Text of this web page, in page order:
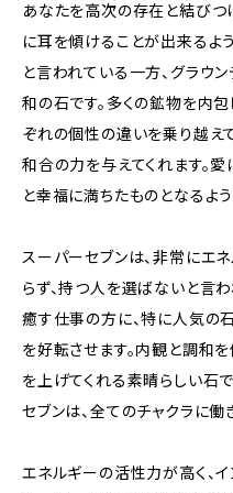
あなたを高次の存在と結びつ
に耳を傾けることが出来るよ
と言われている一方、グラウ
和の石です。多くの鉱物を内
ぞれの個性の違いを乗り越え
和合の力を与えてくれます。
と幸福に満ちたものとなるよう
スーパーセブンは、非常にエ
らず、持つ人を選ばないと言
癒す仕事の方に、特に人気の
を好転させます。内観と調和
を上げてくれる素晴らしい石で
セブンは、全てのチャクラに働
エネルギーの活性力が高く、